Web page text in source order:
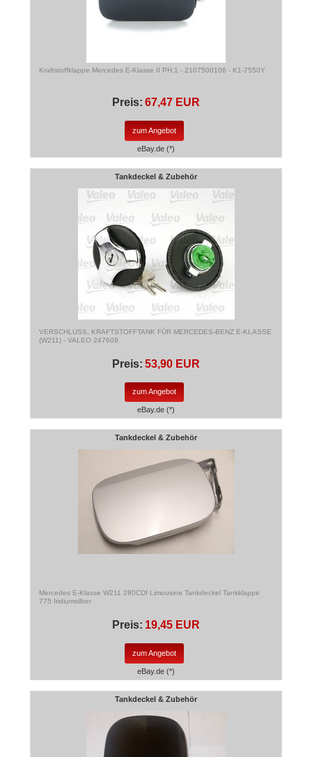
Kraftstoffklappe Mercedes E-Klasse II PH.1 - 2107500106 - K1-7550Y
Preis: 67,47 EUR
zum Angebot
eBay.de (*)
Tankdeckel & Zubehör
VERSCHLUSS, KRAFTSTOFFTANK FÜR MERCEDES-BENZ E-KLASSE
(W211) - VALEO 247609
Preis: 53,90 EUR
zum Angebot
eBay.de (*)
Tankdeckel & Zubehör
Mercedes E-Klasse W211 280CDI Limousine Tankdeckel Tankklappe
775 Iridiumsilber
Preis: 19,45 EUR
zum Angebot
eBay.de (*)
Tankdeckel & Zubehör